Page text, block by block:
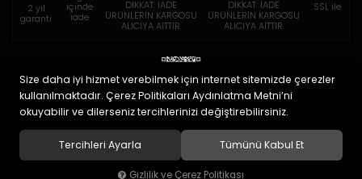
2 yıl
garanti
içinde
iade
DİKKAT: İADE
ÜRÜNLERİN KARGOSU
ALICIYA AİTTİR.
DİKKAT: İADE
ÜRÜNLERİN KARGOSU
ALICIYA AİTTİR.
SSL ile
© 2020Eymen Optik Lens Limited Şirketi. Tüm hakları saklıdır.
Size daha iyi hizmet verebilmek için internet sitemizde çerezler
kullanılmaktadır. Çerez Politikaları Aydınlatma Metni’ni
okuyabilir ve dilerseniz tercihlerinizi değiştirebilirsiniz.
Tercihleri Ayarla Tümünü Kabul Et
Gizlilik ve Çerez Politikası